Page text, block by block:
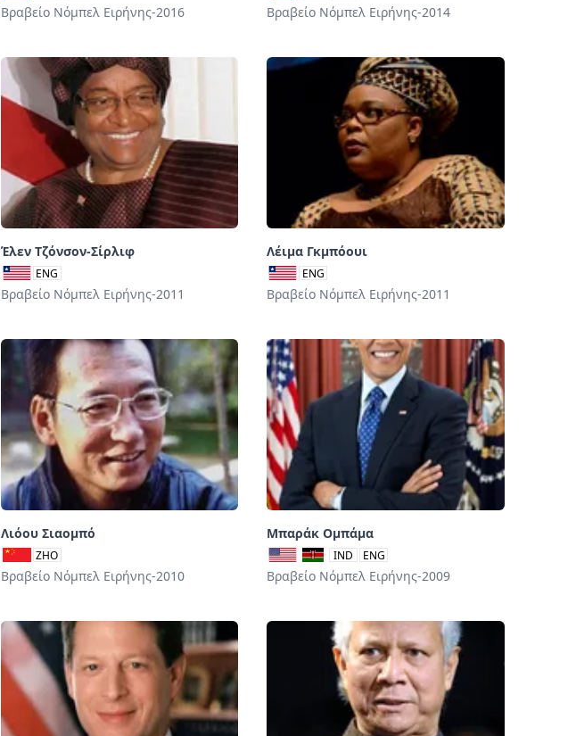
Βραβείο Νόμπελ Ειρήνης-2016 Βραβείο Νόμπελ Ειρήνης-2014
Έλεν Τζόνσον-Σίρλιφ
ENG
Βραβείο Νόμπελ Ειρήνης-2011
Λέιμα Γκμπόουι
ENG
Βραβείο Νόμπελ Ειρήνης-2011
Λιόου Σιαομπό
ZHO
Βραβείο Νόμπελ Ειρήνης-2010
Μπαράκ Ομπάμα
IND ENG
Βραβείο Νόμπελ Ειρήνης-2009